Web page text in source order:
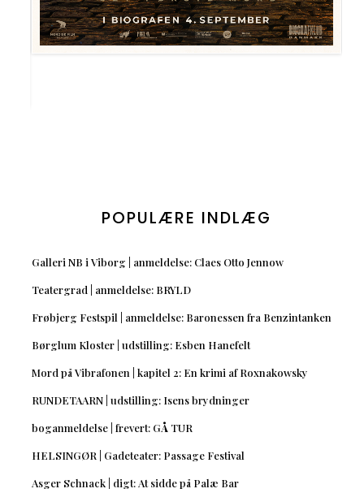
POPULÆRE INDLÆG
Galleri NB i Viborg | anmeldelse: Claes Otto Jennow
Teatergrad | anmeldelse: BRYLD
Frøbjerg Festspil | anmeldelse: Baronessen fra Benzintanken
Børglum Kloster | udstilling: Esben Hanefelt
Mord på Vibrafonen | kapitel 2: En krimi af Roxnakowsky
RUNDETAARN | udstilling: Isens brydninger
boganmeldelse | frevert: GÅ TUR
HELSINGØR | Gadeteater: Passage Festival
Asger Schnack | digt: At sidde på Palæ Bar